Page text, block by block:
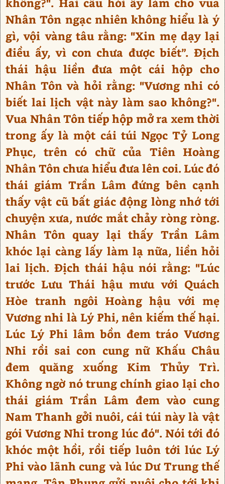
Nhân Tôn ngạc nhiên không hiểu là ý
gì, vội vàng tâu rằng: "Xin mẹ dạy lại
điều ấy, vì con chưa được biết”. Địch
thái hậu liền đưa một cái hộp cho
Nhân Tôn và hỏi rằng: "Vương nhi có
biết lai lịch vật này làm sao không?".
Vua Nhân Tôn tiếp hộp mở ra xem thời
trong ấy là một cái túi Ngọc Tỷ Long
Phục, trên có chữ của Tiên Hoàng
Nhân Tôn chưa hiểu đưa lên coi. Lúc đó
thái giám Trần Lâm đứng bên cạnh
thấy vật cũ bất giác động lòng nhớ tới
chuyện xưa, nước mắt chảy ròng ròng.
Nhân Tôn quay lại thấy Trần Lâm
khóc lại càng lấy làm lạ nữa, liền hỏi
lai lịch. Địch thái hậu nói rằng: "Lúc
trước Lưu Thái hậu mưu với Quách
Hòe tranh ngôi Hoàng hậu với mẹ
Vương nhi là Lý Phi, nên kiếm thế hại.
Lúc Lý Phi lâm bồn đem tráo Vương
Nhi rồi sai con cung nữ Khấu Châu
đem quăng xuống Kim Thủy Trì.
Không ngờ nó trung chính giao lại cho
thái giám Trần Lâm đem vào cung
Nam Thanh gởi nuôi, cái túi này là vật
gói Vương Nhi trong lúc đó". Nói tới đó
khóc một hồi, rồi tiếp luôn tới lúc Lý
Phi vào lãnh cung và lúc Dư Trung thế